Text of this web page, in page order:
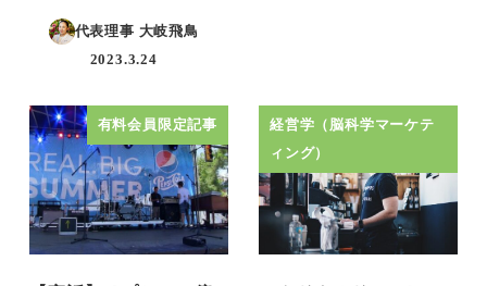
代表理事 大岐飛鳥
2023.3.24
有料会員限定記事
経営学（脳科学マーケテ
ィング）